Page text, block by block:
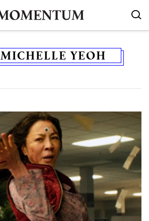
MICHELLE YEOH